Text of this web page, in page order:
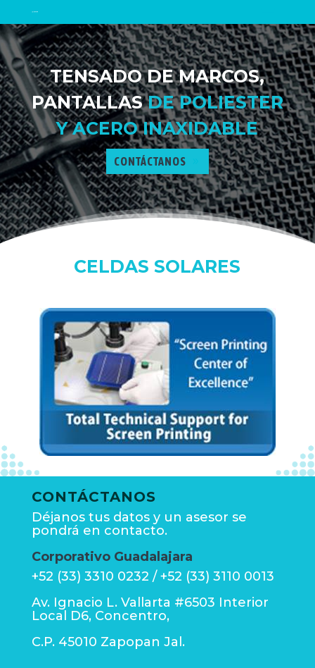
TENSADO DE MARCOS,
PANTALLASDE POLIESTER
Y ACERO INAXIDABLE
CONTÁCTANOS
CELDAS SOLARES
CONTÁCTANOS
Déjanos tus datos y un asesor se
pondrá en contacto.
Corporativo Guadalajara
+52 (33) 3310 0232 / +52 (33) 3110 0013
Av. Ignacio L. Vallarta #6503 Interior
Local D6, Concentro,
C.P. 45010 Zapopan Jal.